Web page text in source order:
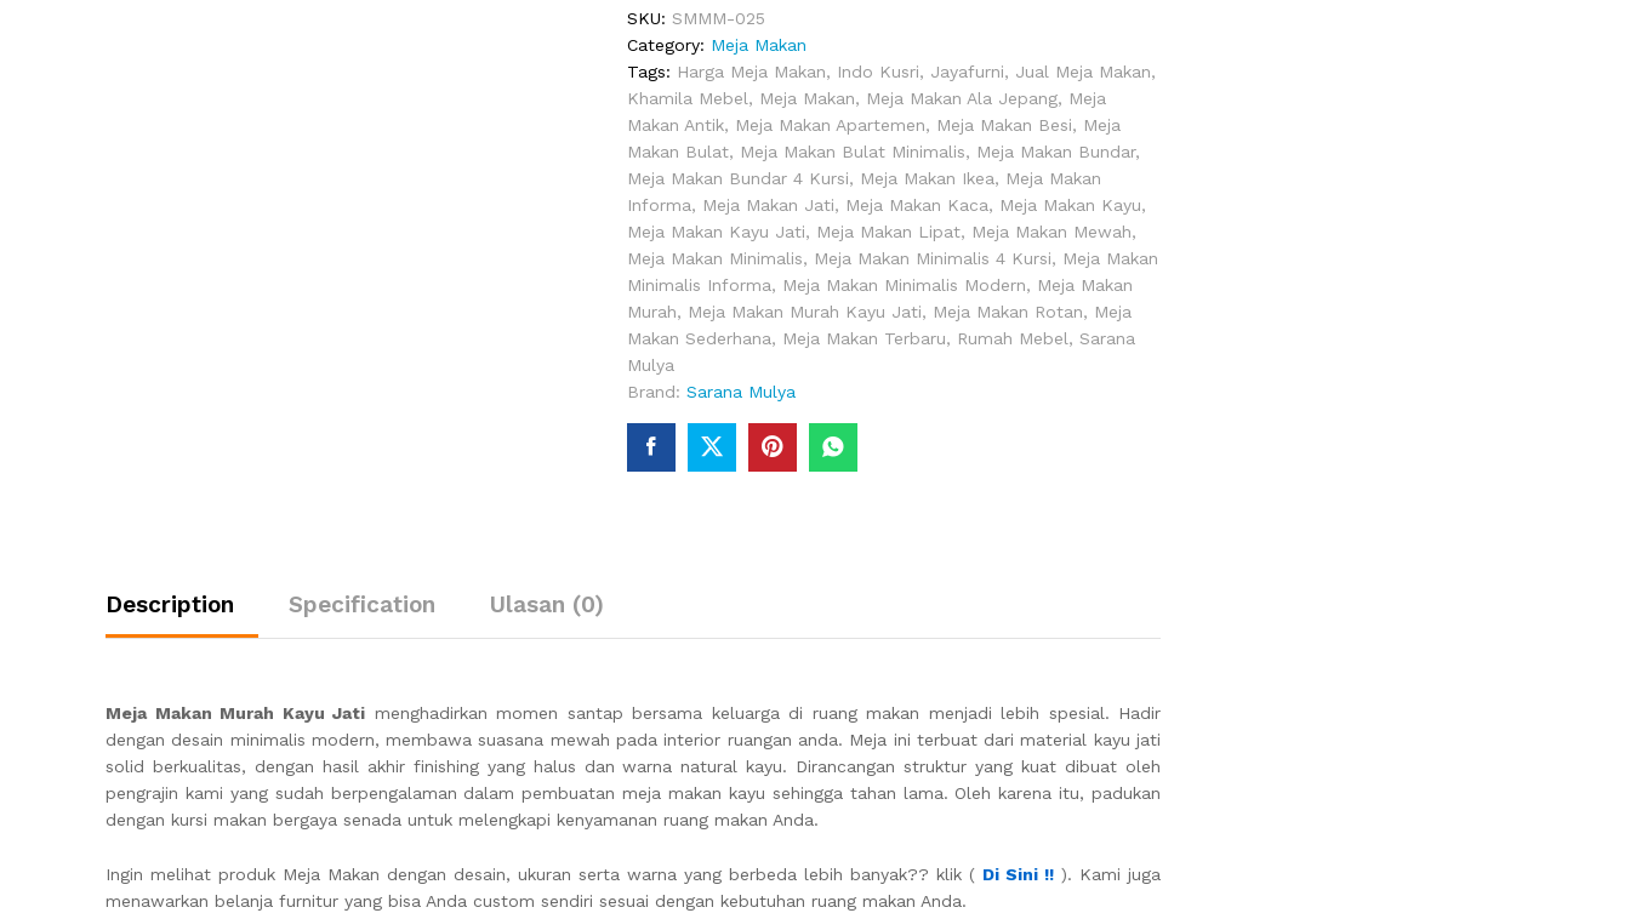
quantity
SKU:SMMM-025
Category: Meja Makan
Tags: Harga Meja Makan, Indo Kusri, Jayafurni, Jual Meja Makan,
Khamila Mebel, Meja Makan, Meja Makan Ala Jepang, Meja
Makan Antik, Meja Makan Apartemen, Meja Makan Besi, Meja
Makan Bulat, Meja Makan Bulat Minimalis, Meja Makan Bundar,
Meja Makan Bundar 4 Kursi, Meja Makan Ikea, Meja Makan
Informa, Meja Makan Jati, Meja Makan Kaca, Meja Makan Kayu,
Meja Makan Kayu Jati, Meja Makan Lipat, Meja Makan Mewah,
Meja Makan Minimalis, Meja Makan Minimalis 4 Kursi, Meja Makan
Minimalis Informa, Meja Makan Minimalis Modern, Meja Makan
Murah, Meja Makan Murah Kayu Jati, Meja Makan Rotan, Meja
Makan Sederhana, Meja Makan Terbaru, Rumah Mebel,Sarana
Mulya
Brand:Sarana Mulya
Description Specification Ulasan (0)
Meja Makan Murah Kayu Jati menghadirkan momen santap bersama keluarga di ruang makan menjadi lebih spesial. Hadir
dengan desain minimalis modern, membawa suasana mewah pada interior ruangan anda. Meja ini terbuat dari material kayu jati
solid berkualitas, dengan hasil akhir finishing yang halus dan warna natural kayu. Dirancangan struktur yang kuat dibuat oleh
pengrajin kami yang sudah berpengalaman dalam pembuatan meja makan kayu sehingga tahan lama. Oleh karena itu, padukan
dengan kursi makan bergaya senada untuk melengkapi kenyamanan ruang makan Anda.
Ingin melihat produk Meja Makan dengan desain, ukuran serta warna yang berbeda lebih banyak?? klik ( Di Sini !! ). Kami juga
menawarkan belanja furnitur yang bisa Anda custom sendiri sesuai dengan kebutuhan ruang makan Anda.